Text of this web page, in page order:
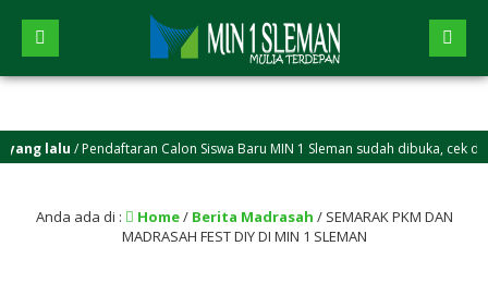
/ Pendaftaran Calon Siswa Baru MIN 1 Sleman sudah dibuka, cek di menu
Anda ada di : Home/ Berita Madrasah / SEMARAK PKM DAN
MADRASAH FEST DIY DI MIN 1 SLEMAN